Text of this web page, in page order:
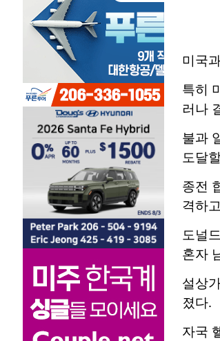
미국
특히
러나
불과
도달
종전
격하
도널
혼자
설상
졌다.
자국